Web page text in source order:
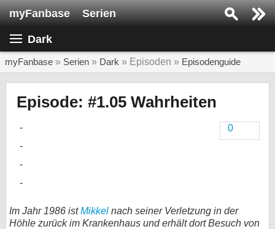
myFanbase Serien
Dark
myFanbase » Serien » Dark » Episoden » Episodenguide
Episode: #1.05 Wahrheiten
0
Im Jahr 1986 istMikkel nach seiner Verletzung in der
Höhle zurück im Krankenhaus und erhält dort Besuch von
Serie suchen...
SERIEN
Kolumnen